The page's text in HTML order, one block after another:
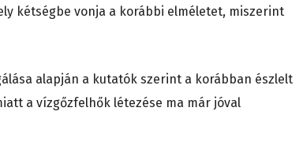
kétségbe vonja a korábbi elméletet, miszerint
alapján a kutatók szerint a korábban észlelt
a vízgőzfelhők létezése ma már jóval